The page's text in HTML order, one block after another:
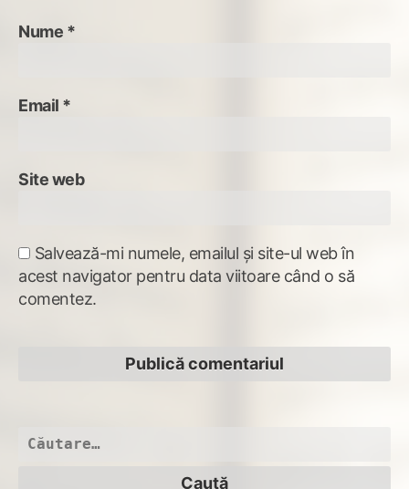
Nume *
Email *
Site web
Salvează-mi numele, emailul și site-ul web în
acest navigator pentru data viitoare când o să
comentez.
Caută